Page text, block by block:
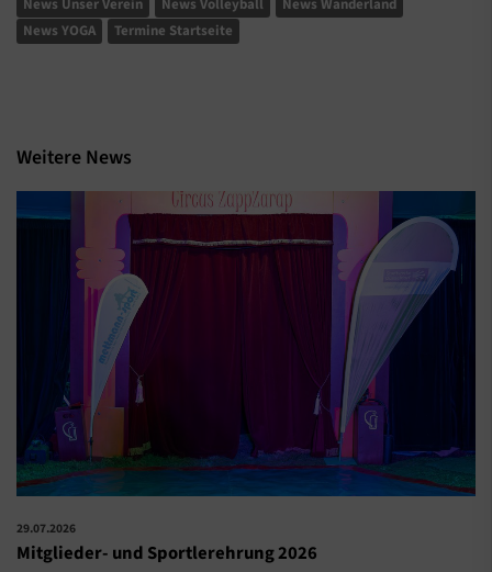
News Unser Verein News Volleyball
News Wanderland
News YOGA
Termine Startseite
Weitere News
29.07.2026
Mitglieder- und Sportlerehrung 2026